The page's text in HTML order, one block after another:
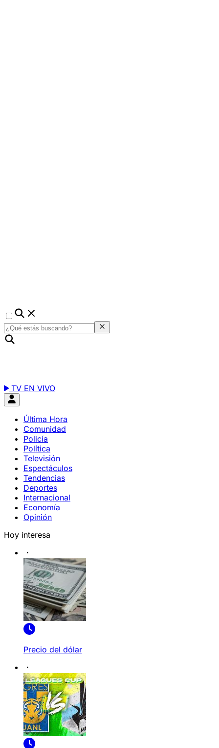
TV EN VIVO
Última Hora
Comunidad
Policía
Política
Televisión
Espectáculos
Tendencias
Deportes
Internacional
Economía
Opinión
Hoy interesa
Precio del dólar